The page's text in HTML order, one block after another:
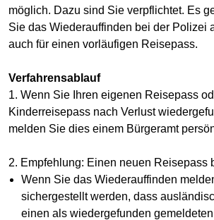
möglich. Dazu sind Sie verpflichtet. Es
Sie das Wiederauffinden bei der Polizei
auch für einen vorläufigen Reisepass.
Verfahrensablauf
1. Wenn Sie Ihren eigenen Reisepass
Kinderreisepass nach Verlust
melden Sie dies einem Bürgeramt
2. Empfehlung: Einen neuen Reisepass
Wenn Sie das Wiederauffinden
sichergestellt werden, dass
einen als wiedergefunden